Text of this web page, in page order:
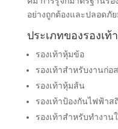
ความเข้าใจมาตรฐาน
มาตรฐานของรองเท้านั้
ปลอดภัยในสถานที่ทำงาน
ป้องกันอันตรายต่างๆ เช่
คม การรู้จักมาตรฐานร
อย่างถูกต้องและปลอดภัย
ประเภทของรองเท้า